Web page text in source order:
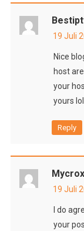
19 Juli
Nice
host
your
yours lol
Reply
19 Juli
I do
your